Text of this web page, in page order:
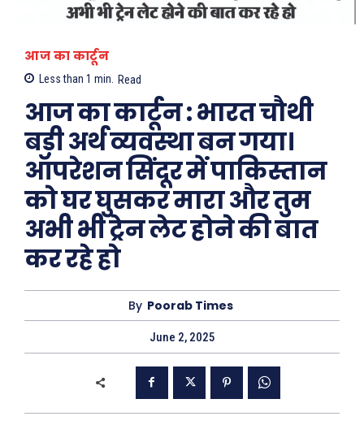
आज का कार्टून
Less than 1 min. Read
आज का कार्टून : भारत चौथी
बड़ी अर्थ व्यवस्था बन गया।
ऑपरेशन सिंदूर में पाकिस्तान
को घर घुसकर मारा और तुम
अभी भी ट्रेन लेट होने की बात
कर रहे हो
By Poorab Times
June 2, 2025